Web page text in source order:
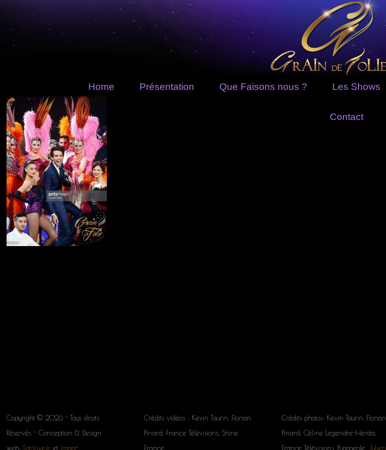
Home Présentation Que Faisons nous ? Les Shows
Contact
Copyright © 2026 - Tous droits
Réservés - Conception & Design
web: FotoLive.fr et Imag+
Crédits vidéos : Kevin Taurin, Florian
Pinard, France Télévisions, Shine
France
Crédits photos: Kevin Taurin, Florian
Pinard, Céline Legendre-Herda,
France Télévisions, Purepeole,
Julien